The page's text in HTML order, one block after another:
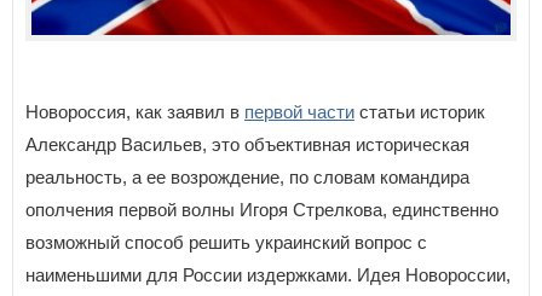
Новороссия, как заявил в первой части статьи историк
Александр Васильев, это объективная историческая
реальность, а ее возрождение, по словам командира
ополчения первой волны Игоря Стрелкова, единственно
возможный способ решить украинский вопрос с
наименьшими для России издержками. Идея Новороссии,